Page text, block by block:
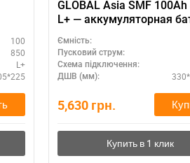
100
850
L+
GLOBAL Asia SMF
L+ — аккумуляторная
купить с доставкой
Ємність:
Пусковий струм:
Схема підключення:
ДШВ (мм):
5,630 грн.